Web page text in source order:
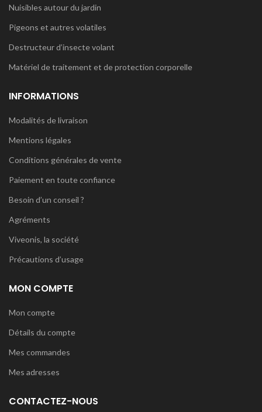
Nuisibles autour du jardin
Pigeons et autres volatiles
Destructeur d’insecte volant
Matériel de traitement et de protection corporelle
INFORMATIONS
Modalités de livraison
Mentions légales
Conditions générales de vente
Paiement en toute confiance
Besoin d’un conseil ?
Agréments
Viveonis, la société
Précautions d’usage
MON COMPTE
Mon compte
Détails du compte
Mes commandes
Mes adresses
CONTACTEZ-NOUS